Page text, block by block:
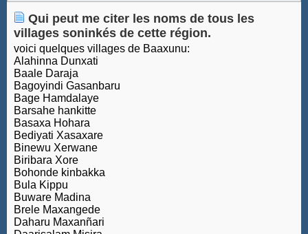
Qui peut me citer les noms de tous les
villages soninkés de cette région.
voici quelques villages de Baaxunu:
Alahinna Dunxati
Baale Daraja
Bagoyindi Gasanbaru
Bage Hamdalaye
Barsahe hankitte
Basaxa Hohara
Bediyati Xasaxare
Binewu Xerwane
Biribara Xore
Bohonde kinbakka
Bula Kippu
Buware Madina
Brele Maxangede
Daharu Maxanñari